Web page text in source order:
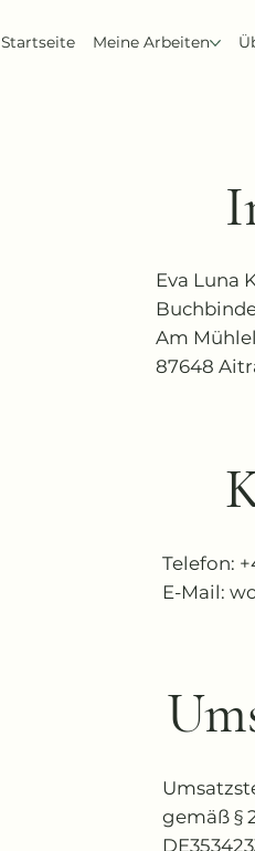
Startseite Meine Arbeiten
Eva Luna
Am
87648
Telefon:
E-Mail:
gemäß §